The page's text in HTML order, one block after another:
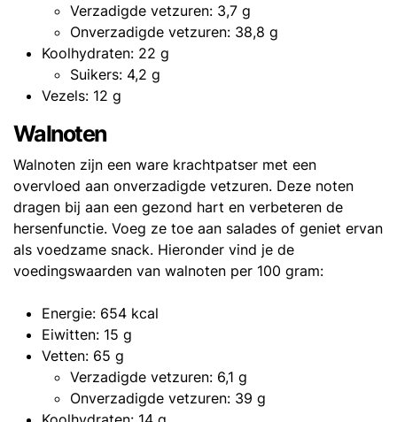
Verzadigde vetzuren: 3,7 g
Onverzadigde vetzuren: 38,8 g
Koolhydraten: 22 g
Suikers: 4,2 g
Vezels: 12 g
Walnoten
Walnoten zijn een ware krachtpatser met een
overvloed aan onverzadigde vetzuren. Deze noten
dragen bij aan een gezond hart en verbeteren de
hersenfunctie. Voeg ze toe aan salades of geniet ervan
als voedzame snack. Hieronder vind je de
voedingswaarden van walnoten per 100 gram:
Energie: 654 kcal
Eiwitten: 15 g
Vetten: 65 g
Verzadigde vetzuren: 6,1 g
Onverzadigde vetzuren: 39 g